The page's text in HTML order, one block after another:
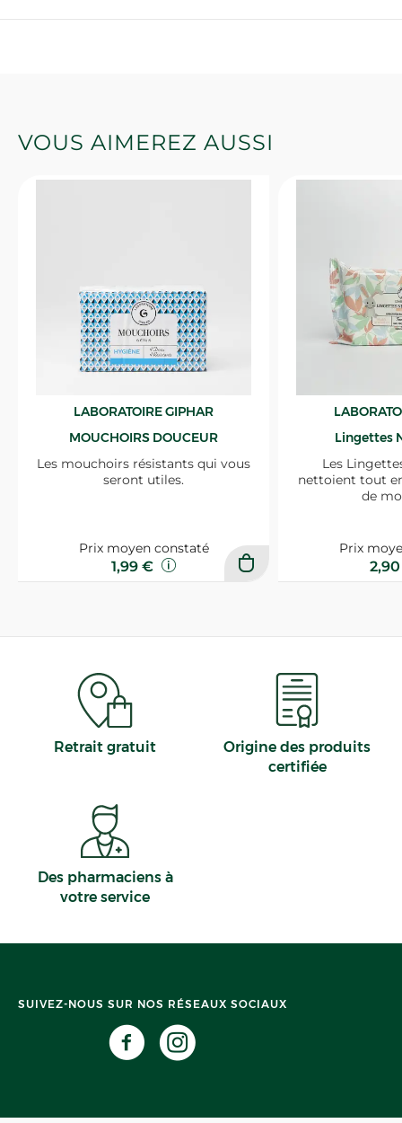
VOUS AIMEREZ AUSSI
LABORATOIRE GIPHAR
MOUCHOIRS DOUCEUR
Les mouchoirs résistants qui vous
seront utiles.
Prix moyen constaté
1,99 €
Lingettes
Les
nettoient tout
de
Prix
Retrait gratuit
Origine des produits
certifiée
Des pharmaciens à
votre service
SUIVEZ-NOUS SUR NOS RÉSEAUX SOCIAUX